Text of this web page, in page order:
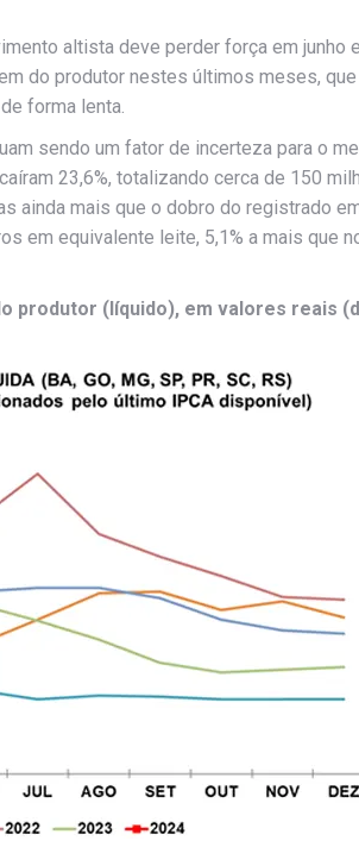
altista deve perder força em junho
do produtor nestes últimos meses,
forma lenta.
sendo um fator de incerteza para o
23,6%, totalizando cerca de 150
ainda mais que o dobro do registrado
em equivalente leite, 5,1% a mais que
produtor (líquido), em valores reais